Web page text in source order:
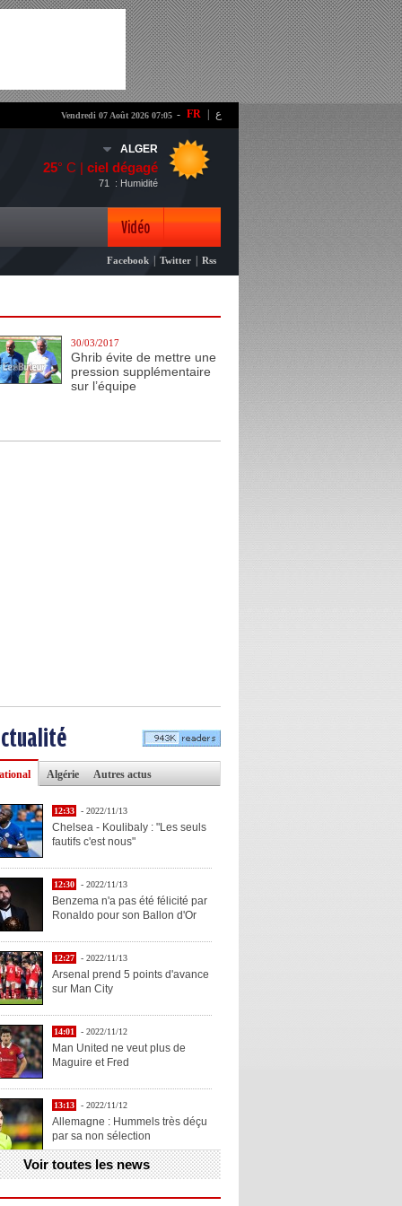
- FR ع Vendredi 07 Août 2026 07:05
ALGER
25° C | ciel dégagé
: Humidité
71
Vidéo
Photo
Facebook Twitter Rss
30/03/2017
Ghrib évite de mettre une
pression supplémentaire
sur l’équipe
Algérie Autres actus
12:33 - 2022/11/13
Chelsea - Koulibaly : "Les seuls
fautifs c'est nous"
12:30 - 2022/11/13
Benzema n'a pas été félicité par
Ronaldo pour son Ballon d'Or
12:27 - 2022/11/13
Arsenal prend 5 points d'avance
sur Man City
14:01 - 2022/11/12
Man United ne veut plus de
Maguire et Fred
13:13 - 2022/11/12
Allemagne : Hummels très déçu
par sa non sélection
13:11 - 2022/11/12
Henry explique la chose qu'il
Voir toutes les news